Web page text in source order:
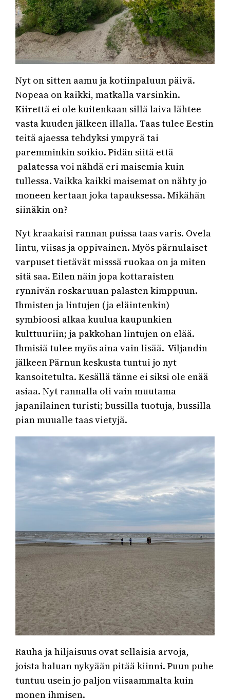
Nyt on sitten aamu ja kotiinpaluun päivä.
Nopeaa on kaikki, matkalla varsinkin.
Kiirettä ei ole kuitenkaan sillä laiva lähtee
vasta kuuden jälkeen illalla. Taas tulee Eestin
teitä ajaessa tehdyksi ympyrä tai
paremminkin soikio. Pidän siitä että
palatessa voi nähdä eri maisemia kuin
tullessa. Vaikka kaikki maisemat on nähty jo
moneen kertaan joka tapauksessa. Mikähän
siinäkin on?
Nyt kraakaisi rannan puissa taas varis. Ovela
lintu, viisas ja oppivainen. Myös pärnulaiset
varpuset tietävät misssä ruokaa on ja miten
sitä saa. Eilen näin jopa kottaraisten
rynnivän roskaruuan palasten kimppuun.
Ihmisten ja lintujen (ja eläintenkin)
symbioosi alkaa kuulua kaupunkien
kulttuuriin; ja pakkohan lintujen on elää.
Ihmisiä tulee myös aina vain lisää. Viljandin
jälkeen Pärnun keskusta tuntui jo nyt
kansoitetulta. Kesällä tänne ei siksi ole enää
asiaa. Nyt rannalla oli vain muutama
japanilainen turisti; bussilla tuotuja, bussilla
pian muualle taas vietyjä.
Rauha ja hiljaisuus ovat sellaisia arvoja,
joista haluan nykyään pitää kiinni. Puun puhe
tuntuu usein jo paljon viisaammalta kuin
monen ihmisen.